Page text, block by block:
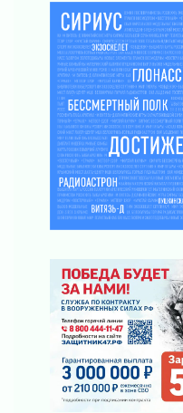
353 дома
Ленинградской
29 июля 2026
Семья из
число лучших на
29 июля 2026
Стихийную свалку
убрали в
29 июля 2026
Ленобласть
социально-
на 2027-2029 годы
Быстро, удобно и
28 июля 2026
Ленобласть
году
28 июля 2026
Сага о Ратиборе
28 июля 2026